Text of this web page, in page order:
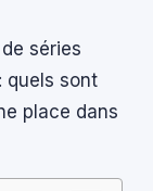
séries
quels sont
place dans